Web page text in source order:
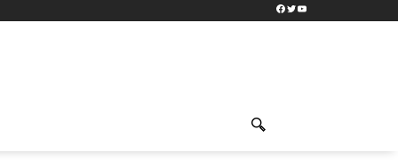
Facebook
TwitterYouTube